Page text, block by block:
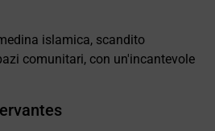
islamica, scandito
comunitari, con un'incantevole